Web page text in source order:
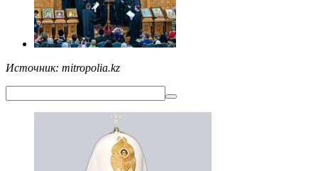
Источник: mitropolia.kz